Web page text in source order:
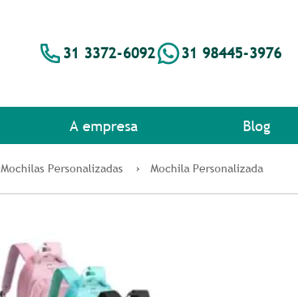
31 3372-6092 31 98445-3976
A empresa Blog
Mochilas Personalizadas Mochila Personalizada